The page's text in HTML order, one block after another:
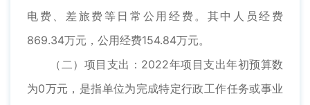
电费、差旅费等日常公用经费。其中人员经费
869.34万元，公用经费154.84万元。
（二）项目支出：2022年项目支出年初预算数
为0万元，是指单位为完成特定行政工作任务或事业